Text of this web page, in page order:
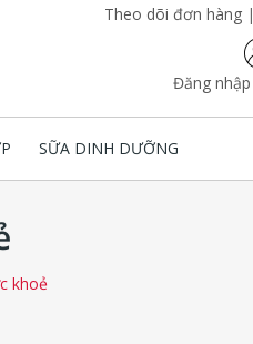
Theo dõi đơn hàng |
Đăng nhập
SỮA DINH DƯỠNG
khoẻ